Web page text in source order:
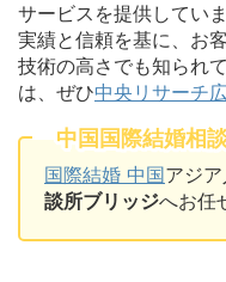
サービスを提供してい
実績と信頼を基に、お
技術の高さでも知られ
は、ぜひ中央リサーチ
中国国際結婚相
国際結婚 中国アジ
談所ブリッジへお任